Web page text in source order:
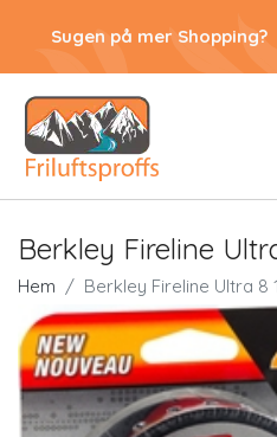
Sugen på mer Shopping?
Berkley Fireline
Hem Berkley Fireline Ultra 8